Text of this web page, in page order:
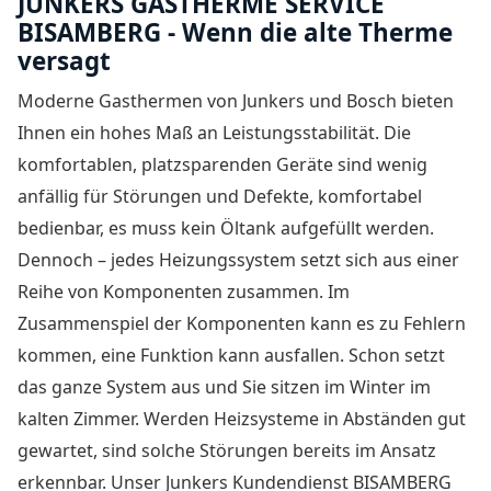
BISAMBERG - Wenn die alte Therme
versagt
Moderne Gasthermen von Junkers und Bosch bieten
Ihnen ein hohes Maß an Leistungsstabilität. Die
komfortablen, platzsparenden Geräte sind wenig
anfällig für Störungen und Defekte, komfortabel
bedienbar, es muss kein Öltank aufgefüllt werden.
Dennoch – jedes Heizungssystem setzt sich aus einer
Reihe von Komponenten zusammen. Im
Zusammenspiel der Komponenten kann es zu Fehlern
kommen, eine Funktion kann ausfallen. Schon setzt
das ganze System aus und Sie sitzen im Winter im
kalten Zimmer. Werden Heizsysteme in Abständen gut
gewartet, sind solche Störungen bereits im Ansatz
erkennbar. Unser Junkers Kundendienst BISAMBERG